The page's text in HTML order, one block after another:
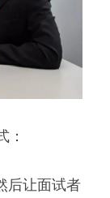
：
后让面试者